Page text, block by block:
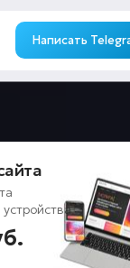
Написать